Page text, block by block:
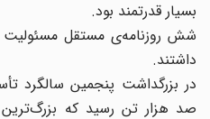
بسیار قدرتمند بود.
شش روزنامه‌ی مستقل مسئولیت
داشتند.
در بزرگداشت پنجمین سالگرد
صد هزار تن رسید که بزرگ‌ترین